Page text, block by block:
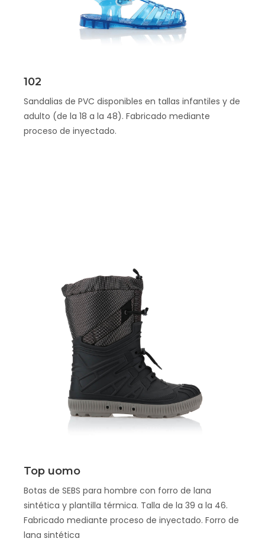
102
Sandalias de PVC disponibles en tallas infantiles y de
adulto (de la 18 a la 48). Fabricado mediante
proceso de inyectado.
Scopri
Top uomo
Botas de SEBS para hombre con forro de lana
sintética y plantilla térmica. Talla de la 39 a la 46.
Fabricado mediante proceso de inyectado. Forro de
lana sintética